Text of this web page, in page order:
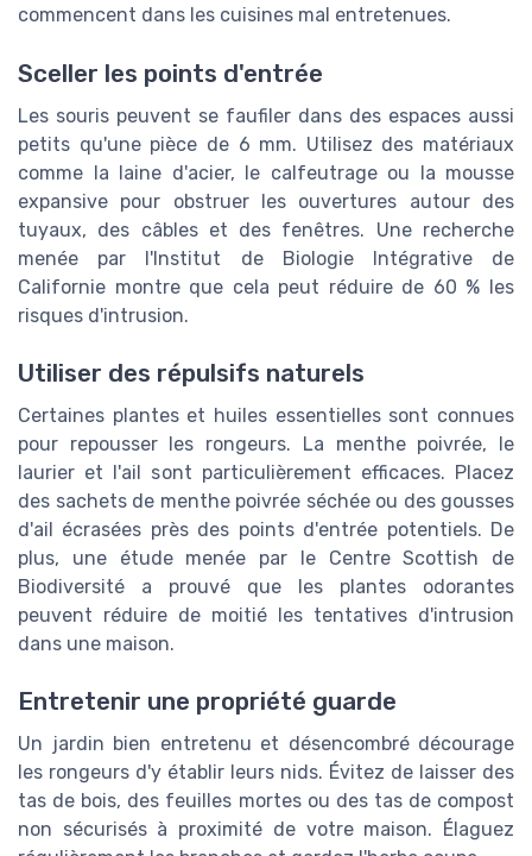
commencent dans les cuisines mal entretenues.
Sceller les points d'entrée
Les souris peuvent se faufiler dans des espaces aussi
petits qu'une pièce de 6 mm. Utilisez des matériaux
comme la laine d'acier, le calfeutrage ou la mousse
expansive pour obstruer les ouvertures autour des
tuyaux, des câbles et des fenêtres. Une recherche
menée par l'Institut de Biologie Intégrative de
Californie montre que cela peut réduire de 60 % les
risques d'intrusion.
Utiliser des répulsifs naturels
Certaines plantes et huiles essentielles sont connues
pour repousser les rongeurs. La menthe poivrée, le
laurier et l'ail sont particulièrement efficaces. Placez
des sachets de menthe poivrée séchée ou des gousses
d'ail écrasées près des points d'entrée potentiels. De
plus, une étude menée par le Centre Scottish de
Biodiversité a prouvé que les plantes odorantes
peuvent réduire de moitié les tentatives d'intrusion
dans une maison.
Entretenir une propriété guarde
Un jardin bien entretenu et désencombré décourage
les rongeurs d'y établir leurs nids. Évitez de laisser des
tas de bois, des feuilles mortes ou des tas de compost
non sécurisés à proximité de votre maison. Élaguez